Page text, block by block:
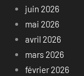
juin 2026
mai 2026
avril 2026
mars 2026
février 2026